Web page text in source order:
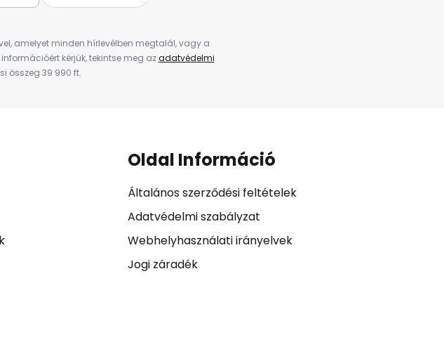
amelyet minden hírlevélben megtalál, vagy a
kérjük, tekintse meg azadatvédelmi
összeg 39 990 ft.
Oldal Információ
Általános szerződési feltételek
Adatvédelmi szabályzat
Webhelyhasználati irányelvek
Jogi záradék